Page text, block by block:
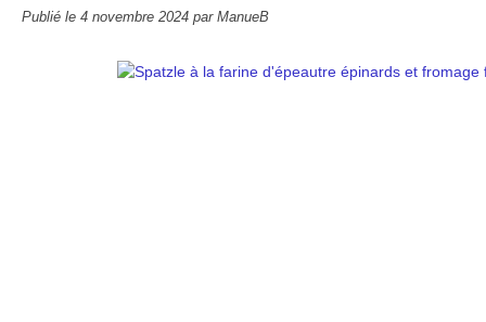
Publié le 4 novembre 2024 par ManueB